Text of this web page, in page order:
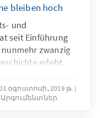
bleiben hoch
und
seit Einführung
zwanzig
erlebt.
europäische
Staatsfinanzen
օգոստոսի, 2019 թ.
Արգումենտներ